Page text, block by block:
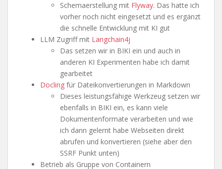
Schemaerstellung mit Flyway. Das hatte ich
vorher noch nicht eingesetzt und es ergänzt
die schnelle Entwicklung mit KI gut
LLM Zugriff mit Langchain4j
Das setzen wir in BIKI ein und auch in
anderen KI Experimenten habe ich damit
gearbeitet
Docling für Dateikonvertierungen in Markdown
Dieses leistungsfähige Werkzeug setzen wir
ebenfalls in BIKI ein, es kann viele
Dokumentenformate verarbeiten und wie
ich dann gelernt habe Webseiten direkt
abrufen und konvertieren (siehe aber den
SSRF Punkt unten)
Betrieb als Gruppe von Containern